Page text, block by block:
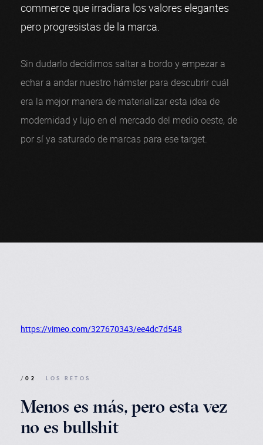
commerce que irradiara los valores elegantes
pero progresistas de la marca.
Sin dudarlo decidimos saltar a bordo y empezar a
echar a andar nuestro hámster para descubrir cuál
era la mejor manera de materializar esta idea de
modernidad y lujo en el mercado del medio oeste, de
por sí ya saturado de marcas para ese target.
https://vimeo.com/327670343/ee4dc7d548
/02 LOS RETOS
Menos es más, pero esta vez
no es bullshit